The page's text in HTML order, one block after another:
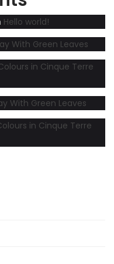
Hello world!
With Green Leaves
in Cinque Terre
With Green Leaves
in Cinque Terre